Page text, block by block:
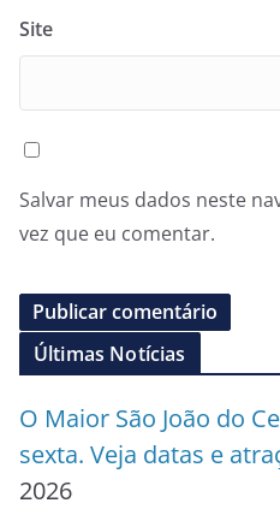
Site
Salvar meus dados neste
vez que eu comentar.
Últimas Notícias
O Maior São João do
sexta. Veja datas e
2026